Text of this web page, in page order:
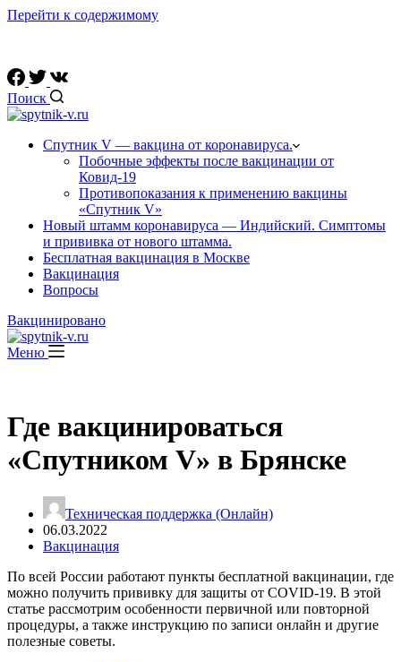
Перейти к содержимому
Поиск
Спутник V — вакцина от коронавируса.
Побочные эффекты после вакцинации от
Ковид-19
Противопоказания к применению вакцины
«Спутник V»
Новый штамм коронавируса — Индийский. Симптомы
и прививка от нового штамма.
Бесплатная вакцинация в Москве
Вакцинация
Вопросы
Вакцинировано
Меню
Где вакцинироваться
«Спутником V» в Брянске
Техническая поддержка (Онлайн)
06.03.2022
Вакцинация
По всей России работают пункты бесплатной вакцинации, где
можно получить прививку для защиты от COVID-19. В этой
статье рассмотрим особенности первичной или повторной
процедуры, а также инструкцию по записи онлайн и другие
полезные советы.